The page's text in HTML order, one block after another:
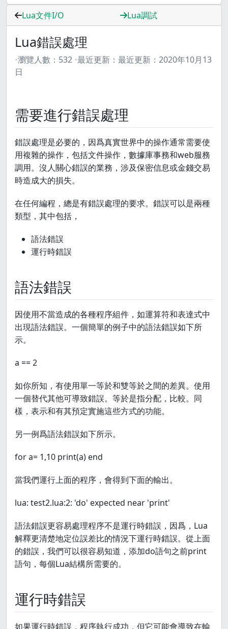
Lua文件I/O Lua調試
Lua錯誤處理
瀏覽人數： 532 最近更新： 最近更新： 2020年10月13
日
需要進行錯誤處理
錯誤處理是必要的，因爲真實世界中的操作通常需要使
用複雜的操作，包括文件操作，數據庫事務和web服務
調用。沒人關心錯誤的業務，涉及保密信息或金錢交易
時造成大的損失。
在任何編程，總是有錯誤處理的要求。錯誤可以是兩種
類型，其中包括，
語法錯誤
運行時錯誤
語法錯誤
因使用不當造成的各種程序組件，如運算符和表達式中
出現語法錯誤。一個簡單的例子中的語法錯誤如下所
示。
a == 2
如你所知，有使用單一等於和雙等於之間的差異。使用
一個替代其他可導致錯誤。等於是指分配，比較。同
樣，表示和有其預定實施這些方式的功能。
另一例爲語法錯誤如下所示。
for a= 1,10 print(a) end
當我們運行上面的程序，會得到下面的輸出。
lua: test2.lua:2: 'do' expected near 'print'
語法錯誤更容易處理程序不是運行時錯誤，因爲，Lua
解釋更清楚地定位誤差比的情況下運行時錯誤。從上面
的錯誤，我們可以很容易知道，添加do語句之前print
語句，每個Lua結構所需要的。
運行時錯誤
如果運行時錯誤，程序執行成功，但它可能會導致在輸